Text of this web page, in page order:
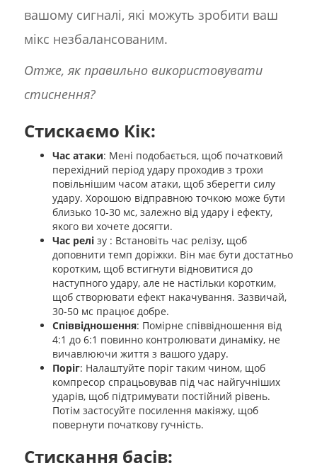
вашому сигналі, які можуть зробити ваш
мікс незбалансованим.
Отже, як правильно використовувати
стиснення?
Стискаємо Кік:
Час атаки: Мені подобається, щоб початковий
перехідний період удару проходив з трохи
повільнішим часом атаки, щоб зберегти силу
удару. Хорошою відправною точкою може бути
близько 10-30 мс, залежно від удару і ефекту,
якого ви хочете досягти.
Час релізу : Встановіть час релізу, щоб
доповнити темп доріжки. Він має бути достатньо
коротким, щоб встигнути відновитися до
наступного удару, але не настільки коротким,
щоб створювати ефект накачування. Зазвичай,
30-50 мс працює добре.
Співвідношення: Помірне співвідношення від
4:1 до 6:1 повинно контролювати динаміку, не
вичавлюючи життя з вашого удару.
Поріг: Налаштуйте поріг таким чином, щоб
компресор спрацьовував під час найгучніших
ударів, щоб підтримувати постійний рівень.
Потім застосуйте посилення макіяжу, щоб
повернути початкову гучність.
Стискання басів: